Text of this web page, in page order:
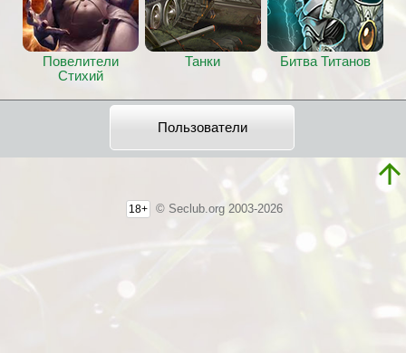
Повелители
Стихий
Танки Битва Титанов
Пользователи
18+ © Seclub.org 2003-2026